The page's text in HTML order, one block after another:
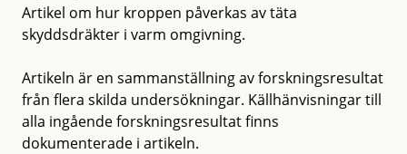
Artikel om hur kroppen påverkas av täta
skyddsdräkter i varm omgivning.
Artikeln är en sammanställning av forskningsresultat
från flera skilda undersökningar. Källhänvisningar till
alla ingående forskningsresultat finns
dokumenterade i artikeln.